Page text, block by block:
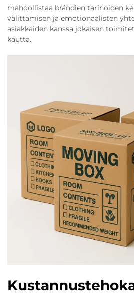
mahdollistaa brändien tarinoiden
välittämisen ja emotionaalisten
asiakkaiden kanssa jokaisen
kautta.